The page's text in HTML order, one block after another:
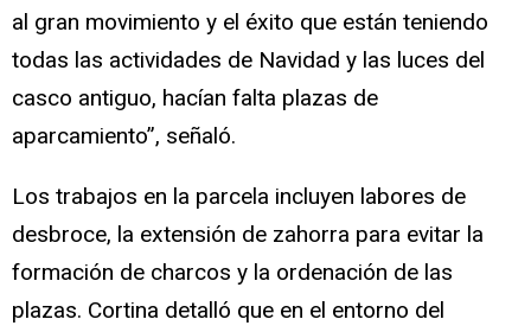
al gran movimiento y el éxito que están teniendo
todas las actividades de Navidad y las luces del
casco antiguo, hacían falta plazas de
aparcamiento”, señaló.
Los trabajos en la parcela incluyen labores de
desbroce, la extensión de zahorra para evitar la
formación de charcos y la ordenación de las
plazas. Cortina detalló que en el entorno del